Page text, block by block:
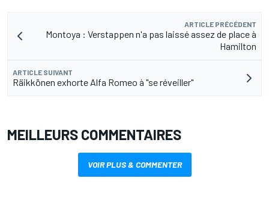
ARTICLE PRÉCÉDENT
Montoya : Verstappen n'a pas laissé assez de place à
Hamilton
ARTICLE SUIVANT
Räikkönen exhorte Alfa Romeo à "se réveiller"
MEILLEURS COMMENTAIRES
VOIR PLUS & COMMENTER